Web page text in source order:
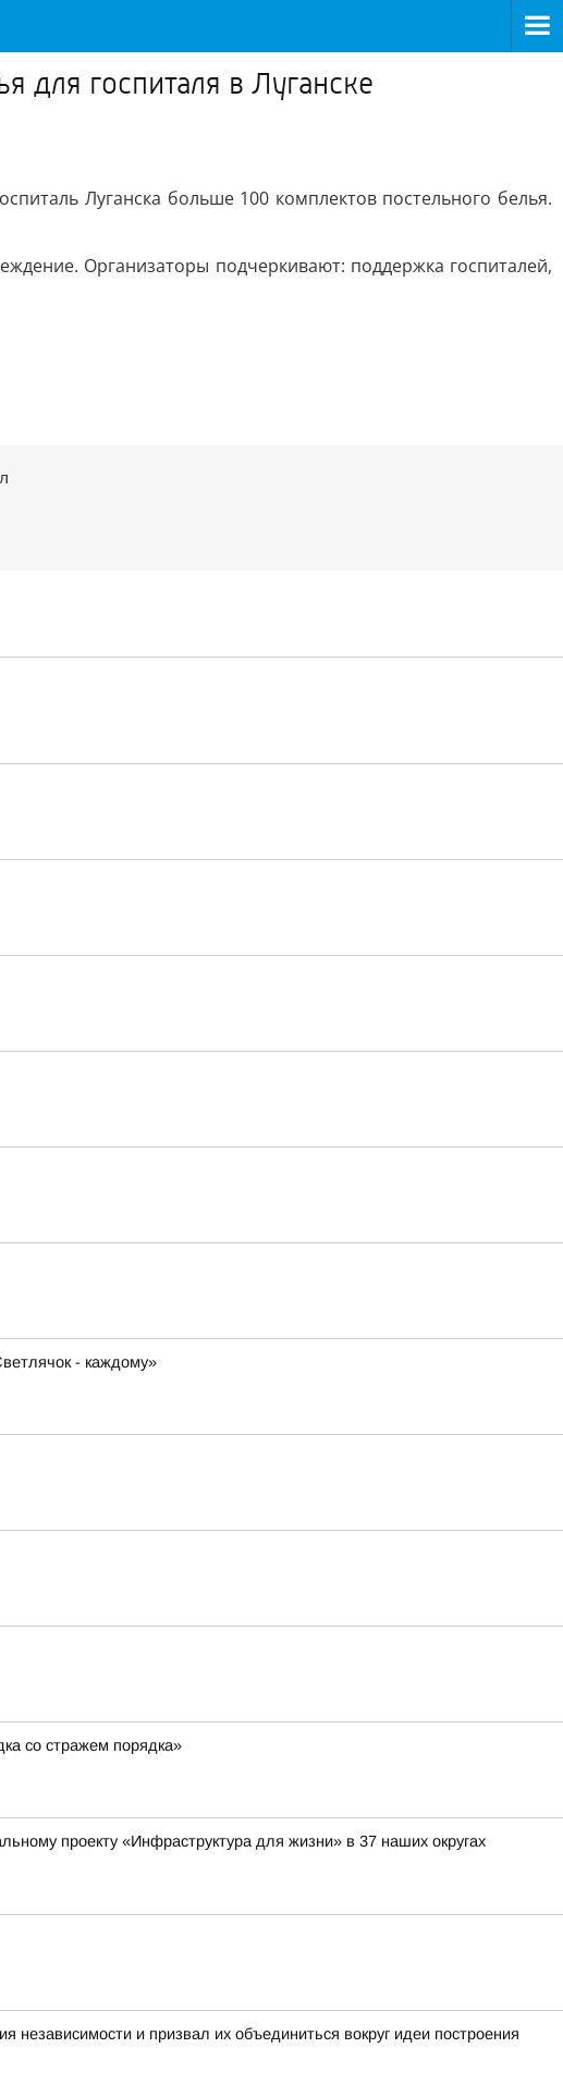
для госпиталя в Луганске
Луганска больше 100 комплектов постельного белья.
Организаторы подчеркивают: поддержка госпиталей,
- каждому»
со стражем порядка»
проекту «Инфраструктура для жизни» в 37 наших округах
и призвал их объединиться вокруг идеи построения